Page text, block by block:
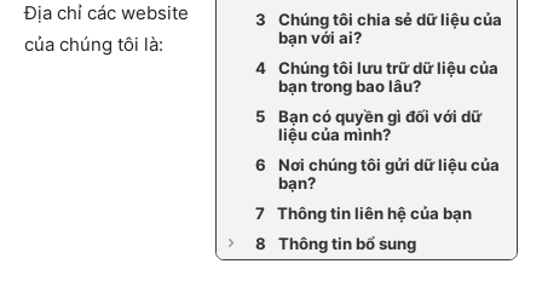
Chúng tôi chia sẻ dữ liệu của
bạn với ai?
Chúng tôi lưu trữ dữ liệu của
bạn trong bao lâu?
Bạn có quyền gì đối với dữ
liệu của mình?
Nơi chúng tôi gửi dữ liệu của
bạn?
Thông tin liên hệ của bạn
Thông tin bổ sung
Địa chỉ các website
của chúng tôi là: